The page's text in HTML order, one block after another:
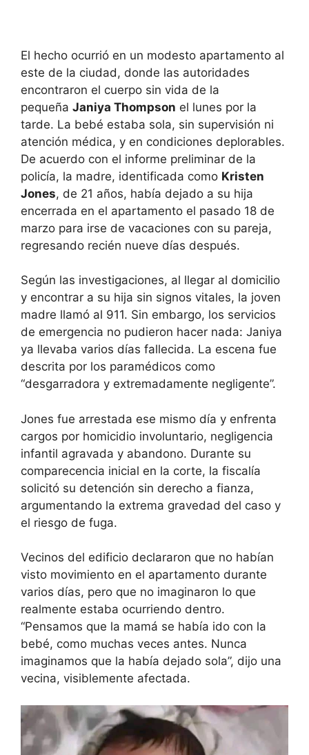
El hecho ocurrió en un modesto apartamento al
este de la ciudad, donde las autoridades
encontraron el cuerpo sin vida de la
pequeña Janiya Thompson el lunes por la
tarde. La bebé estaba sola, sin supervisión ni
atención médica, y en condiciones deplorables.
De acuerdo con el informe preliminar de la
policía, la madre, identificada como Kristen
Jones, de 21 años, había dejado a su hija
encerrada en el apartamento el pasado 18 de
marzo para irse de vacaciones con su pareja,
regresando recién nueve días después.
Según las investigaciones, al llegar al domicilio
y encontrar a su hija sin signos vitales, la joven
madre llamó al 911. Sin embargo, los servicios
de emergencia no pudieron hacer nada: Janiya
ya llevaba varios días fallecida. La escena fue
descrita por los paramédicos como
“desgarradora y extremadamente negligente”.
Jones fue arrestada ese mismo día y enfrenta
cargos por homicidio involuntario, negligencia
infantil agravada y abandono. Durante su
comparecencia inicial en la corte, la fiscalía
solicitó su detención sin derecho a fianza,
argumentando la extrema gravedad del caso y
el riesgo de fuga.
Vecinos del edificio declararon que no habían
visto movimiento en el apartamento durante
varios días, pero que no imaginaron lo que
realmente estaba ocurriendo dentro.
“Pensamos que la mamá se había ido con la
bebé, como muchas veces antes. Nunca
imaginamos que la había dejado sola”, dijo una
vecina, visiblemente afectada.